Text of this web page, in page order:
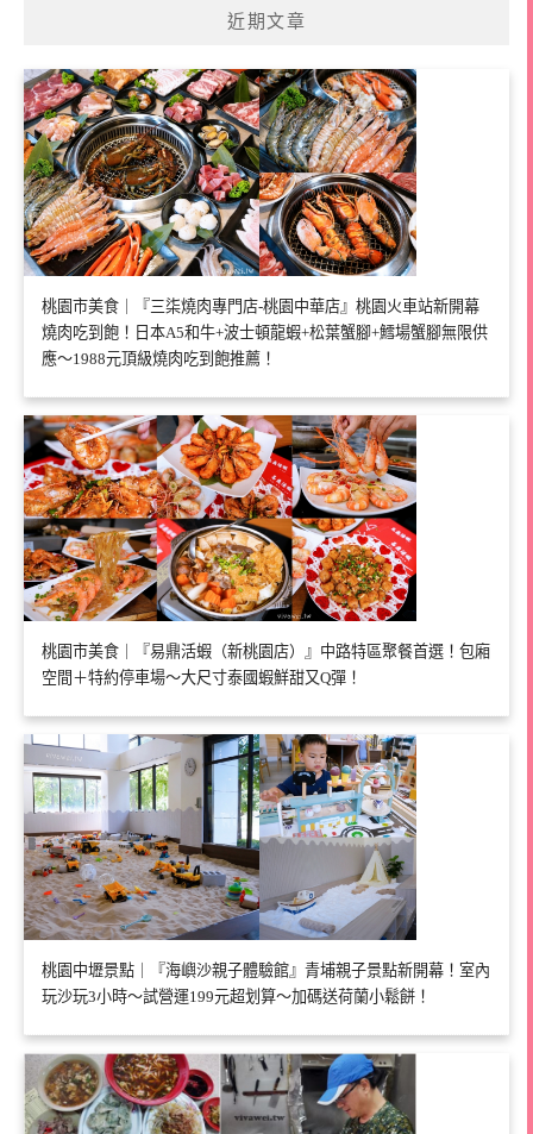
近期文章
桃園市美食｜『三柒燒肉專門店-桃園中華店』桃園火車站新開幕
燒肉吃到飽！日本A5和牛+波士頓龍蝦+松葉蟹腳+鱈場蟹腳無限供
應～1988元頂級燒肉吃到飽推薦！
桃園市美食｜『易鼎活蝦（新桃園店）』中路特區聚餐首選！包廂
空間＋特約停車場～大尺寸泰國蝦鮮甜又Q彈！
桃園中壢景點｜『海嶼沙親子體驗館』青埔親子景點新開幕！室內
玩沙玩3小時～試營運199元超划算～加碼送荷蘭小鬆餅！